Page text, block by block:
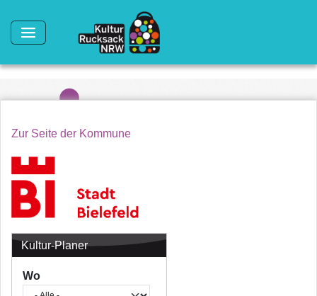
Zur Seite der Kommune
Kultur-Planer
Wo